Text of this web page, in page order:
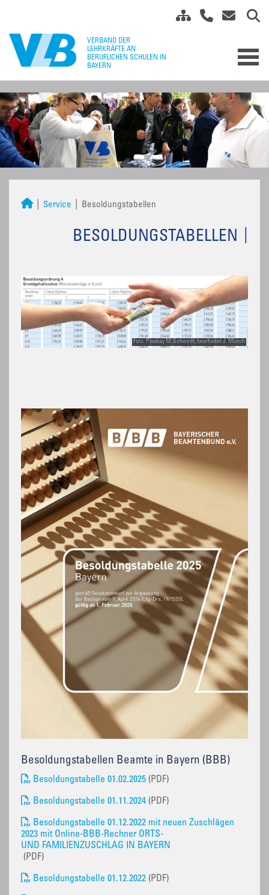
Service Besoldungstabellen
BESOLDUNGSTABELLEN
Foto: Pixabay M. Schwedt, bearbeitet J. Münch
Besoldungstabellen Beamte in Bayern (BBB)
Besoldungstabelle 01.02.2025 (PDF)
Besoldungstabelle 01.11.2024 (PDF)
Besoldungstabelle 01.12.2022 mit neuen Zuschlägen
2023 mit Online-BBB-Rechner ORTS-
UND FAMILIENZUSCHLAG IN BAYERN
(PDF)
Besoldungstabelle 01.12.2022 (PDF)